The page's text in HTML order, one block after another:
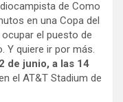
de Como
en una Copa del
el puesto de
Y quiere ir por más.
de junio, a las 14
el AT&T Stadium de